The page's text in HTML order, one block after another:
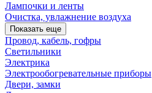
Лампочки и ленты
Очистка, увлажнение воздуха
Показать еще
Провод, кабель, гофры
Светильники
Электрика
Электрообогревательные приборы
Двери, замки